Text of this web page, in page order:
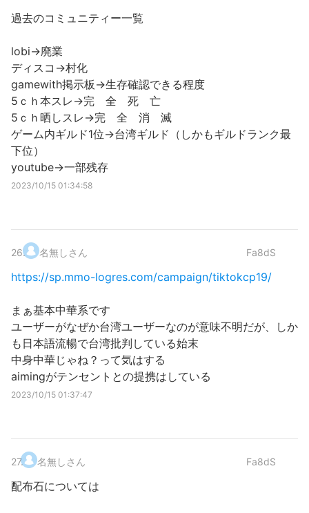
過去のコミュニティー一覧
lobi→廃業
ディスコ→村化
gamewith掲示板→生存確認できる程度
5ｃｈ本スレ→完 全 死 亡
5ｃｈ晒しスレ→完 全 消 滅
ゲーム内ギルド1位→台湾ギルド（しかもギルドランク最
下位）
youtube→一部残存
2023/10/15 01:34:58
26. 名無しさん Fa8dS
https://sp.mmo-logres.com/campaign/tiktokcp19/
まぁ基本中華系です
ユーザーがなぜか台湾ユーザーなのが意味不明だが、しか
も日本語流暢で台湾批判している始末
中身中華じゃね？って気はする
aimingがテンセントとの提携はしている
2023/10/15 01:37:47
27. 名無しさん Fa8dS
配布石については